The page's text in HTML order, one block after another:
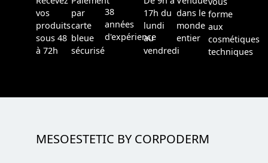
vos
produits
sous 48
à 72h
par
carte
bleue
sécurisé
38
années
d'expérience
17h du
lundi
au
vendredi
dans le
monde
entier
forme
aux
cosmétiques
techniques
MESOESTETIC BY CORPODERM